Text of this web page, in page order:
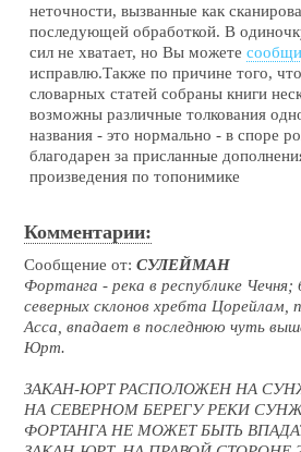
неточности, вызванные как
последующей обработкой. В
сил не хватает, но Вы можете
исправлю.Также по причине того,
словарных статей собраны книги
возможны различные толкования
названия - это нормально - в споре
благодарен за присланные
произведения по топонимике
Комментарии:
Сообщение от:СУЛЕЙМАН
Фортанга - река в республике Чечня;
северных склонов хребта Цорейлам,
Асса, впадает в последнюю чуть
Юрт.
ЗАКАН-ЮРТ РАСПОЛОЖЕН НА
НА СЕВЕРНОМ БЕРЕГУ РЕКИ
ФОРТАНГА НЕ МОЖЕТ БЫТЬ